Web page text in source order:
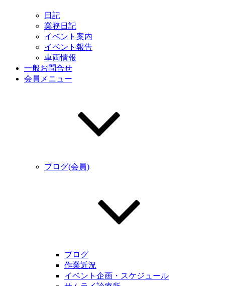
日記
業務日記
イベント案内
イベント報告
車両情報
一般お問合せ
会員メニュー
ブログ(会員)
ブログ
作業近況
イベント企画・スケジュール